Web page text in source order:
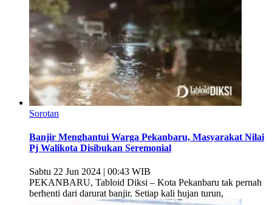
Sorotan
Banjir Menghantui Warga Pekanbaru, Masyarakat Nilai
Pj Walikota Disibukan Seremonial
Sabtu 22 Jun 2024 | 00:43 WIB
PEKANBARU, Tabloid Diksi – Kota Pekanbaru tak pernah
berhenti dari darurat banjir. Setiap kali hujan turun,